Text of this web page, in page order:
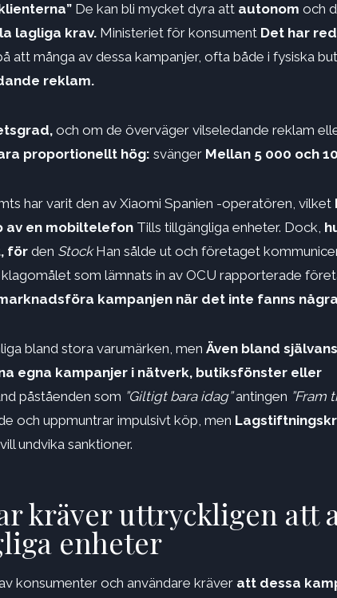
De kan bli mycket dyra att autonom och
lagliga krav. Ministeriet för konsument Det har
att många av dessa kampanjer, ofta både i fysiska
reklam.
och om de överväger vilseledande reklam
proportionellt hög: svänger Mellan 5 000 och
har varit den av Xiaomi Spanien -operatören, vilket
en mobiltelefon Tills tillgängliga enheter. Dock,
förden StockHan sålde ut och företaget
som lämnats in av OCU rapporterade
kampanjen när det inte fanns
bland stora varumärken, men Även bland
egna kampanjer i nätverk, butiksfönster eller
påståenden som ”Giltigt bara idag”antingen ”Fram
och uppmuntrar impulsivt köp, men
undvika sanktioner.
kräver uttryckligen att
enheter
konsumenter och användare kräver att dessa